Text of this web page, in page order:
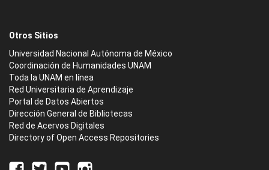
Otros Sitios
Universidad Nacional Autónoma de México
Coordinación de Humanidades UNAM
Toda la UNAM en línea
Red Universitaria de Aprendizaje
Portal de Datos Abiertos
Dirección General de Bibliotecas
Red de Acervos Digitales
Directory of Open Access Repositories